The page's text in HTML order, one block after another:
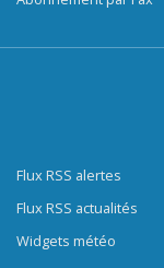
Flux RSS alertes
Flux RSS actualités
Widgets météo